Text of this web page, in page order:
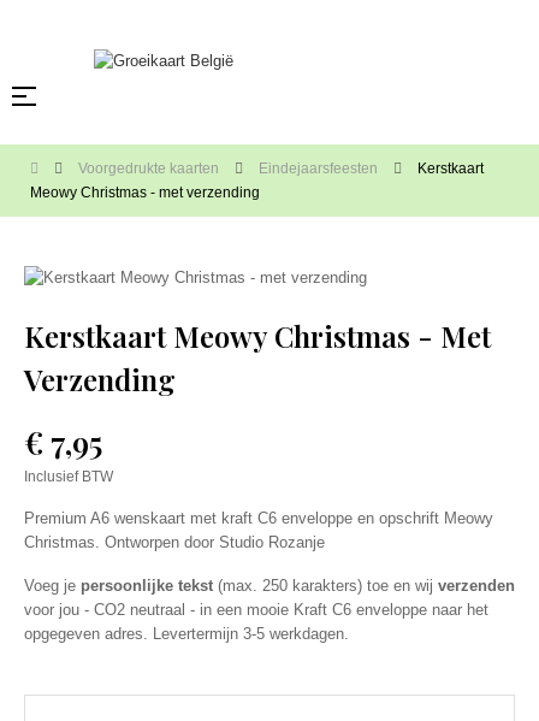
Toggle
☰
Voorgedrukte kaarten Eindejaarsfeesten
Kerstkaart
Meowy Christmas - met verzending
Kerstkaart Meowy Christmas - Met
Verzending
€ 7,95
Inclusief BTW
Premium A6 wenskaart met kraft C6 enveloppe en opschrift Meowy
Christmas. Ontworpen door Studio Rozanje
Voeg je persoonlijke tekst (max. 250 karakters) toe en wij verzenden
voor jou - CO2 neutraal - in een mooie Kraft C6 enveloppe naar het
opgegeven adres. Levertermijn 3-5 werkdagen.